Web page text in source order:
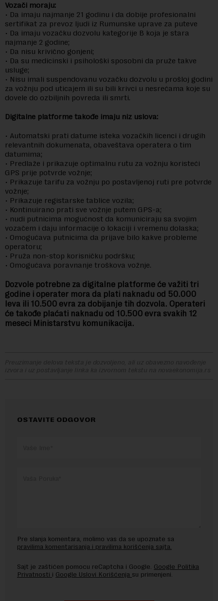
Vozači moraju:
• Da imaju najmanje 21 godinu i da dobije profesionalni
sertifikat za prevoz ljudi iz Rumunske uprave za puteve
• Da imaju vozačku dozvolu kategorije B koja je stara
najmanje 2 godine;
• Da nisu krivično gonjeni;
• Da su medicinski i psihološki sposobni da pruže takve
usluge;
• Nisu imali suspendovanu vozačku dozvolu u prošloj godini
za vožnju pod uticajem ili su bili krivci u nesrećama koje su
dovele do ozbiljnih povreda ili smrti.
Digitalne platforme takođe imaju niz uslova:
• Automatski prati datume isteka vozačkih licenci i drugih
relevantnih dokumenata, obaveštava operatera o tim
datumima;
• Predlaže i prikazuje optimalnu rutu za vožnju koristeći
GPS prije potvrde vožnje;
• Prikazuje tarifu za vožnju po postavljenoj ruti pre potvrde
vožnje;
• Prikazuje registarske tablice vozila;
• Kontinuirano prati sve vožnje putem GPS-a;
• nudi putnicima mogućnost da komuniciraju sa svojim
vozačem i daju informacije o lokaciji i vremenu dolaska;
• Omogućava putnicima da prijave bilo kakve probleme
operatoru;
• Pruža non-stop korisničku podršku;
• Omogućava poravnanje troškova vožnje.
Dozvole potrebne za digitalne platforme će važiti tri
godine i operater mora da plati naknadu od 50.000
leva ili 10.500 evra za dobijanje tih dozvola. Operateri
će takođe plaćati naknadu od 10.500 evra svakih 12
meseci Ministarstvu komunikacija.
Preuzimanje delova teksta je dozvoljeno, ali uz obavezno navođenje
izvora i uz postavljanje linka ka izvornom tekstu na novaekonomija.rs
OSTAVITE ODGOVOR
Pre slanja komentara, molimo vas da se upoznate sa
pravilima komentarisanja i pravilima korišćenja sajta.
Sajt je zaštićen pomocu reCaptcha i Google. Google Politika
Privatnosti i Google Uslovi Korišćenja su primenjeni.